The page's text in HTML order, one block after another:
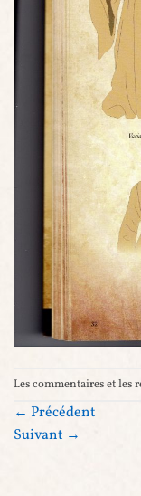
Les commentaires et les
← Précédent
Suivant →